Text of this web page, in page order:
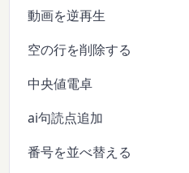
動画を逆再生
空の行を削除する
中央値電卓
ai句読点追加
番号を並べ替える